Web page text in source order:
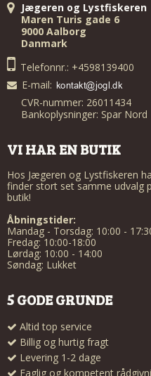
Jægeren og Lystfiskeren
Maren Turis gade 6
9000 Aalborg
Danmark
Telefonnr.: +4598139400
E-mail:
CVR-nummer: 26011434
Bankoplysninger: Spar Nord
VI HAR EN BUTIK
Hos Jægeren og Lystfiskeren
finder stort set samme udvalg
butik!
Åbningstider:
Mandag - Torsdag: 10:00 -
Fredag: 10:00-18:00
Lørdag: 10:00 - 14:00
Søndag: Lukket
5 GODE GRUNDE
Altid top service
Billig og hurtig fragt
Levering 1-2 dage
Faglig og kompetent